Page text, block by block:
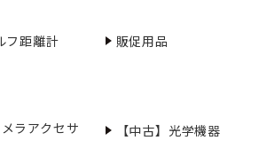
フ距離計 販促用品
メラアクセサ
【中古】光学機器